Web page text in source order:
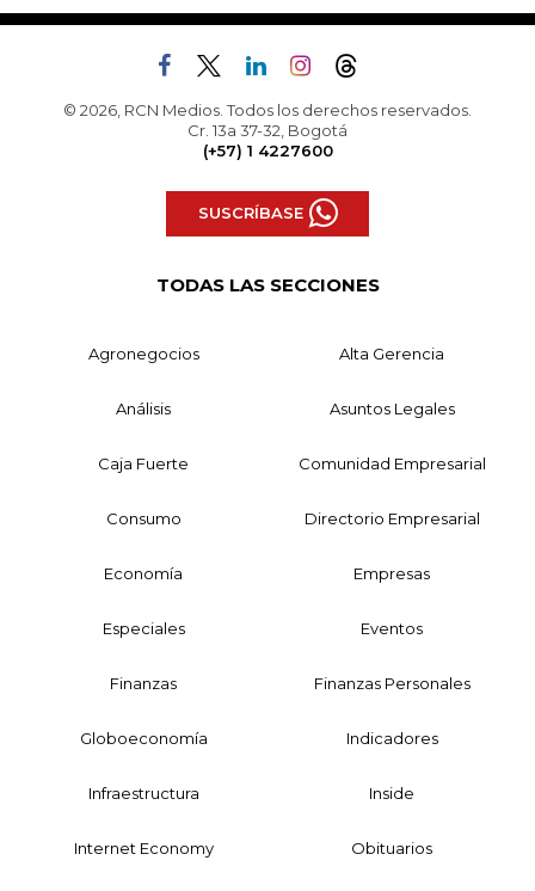
© 2026, RCN Medios. Todos los derechos reservados.
Cr. 13a 37-32, Bogotá
(+57) 1 4227600
SUSCRÍBASE
TODAS LAS SECCIONES
Agronegocios Alta Gerencia
Análisis Asuntos Legales
Caja Fuerte Comunidad Empresarial
Consumo Directorio Empresarial
Economía Empresas
Especiales Eventos
Finanzas Finanzas Personales
Globoeconomía Indicadores
Infraestructura Inside
Internet Economy Obituarios